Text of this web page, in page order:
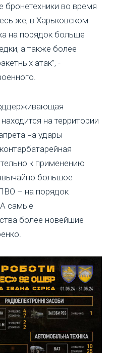
бронетехники во время
же, в Харьковском
на порядок больше
а также более
атак”, -
на территории
на удары
к применению
большое
– на порядок
самые
более новейшие